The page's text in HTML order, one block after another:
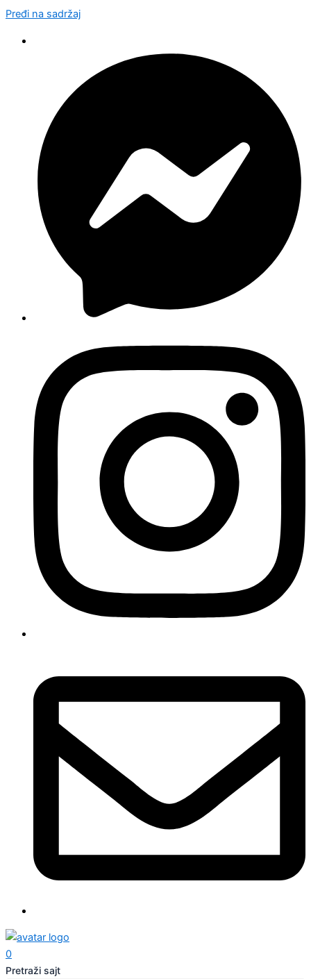
Pređi na sadržaj
0
Pretraži sajt